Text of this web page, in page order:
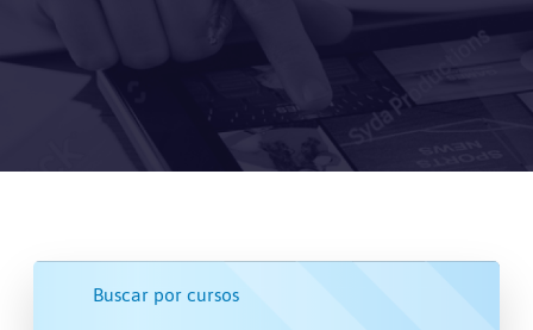
Buscar por cursos